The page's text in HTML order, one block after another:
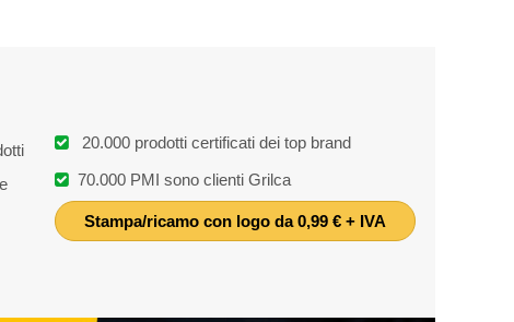
20.000 prodotti certificati dei top brand
70.000 PMI sono clienti Grilca
Stampa/ricamo con logo da 0,99 € + IVA